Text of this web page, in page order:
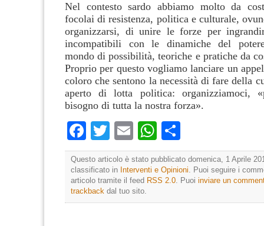
Nel contesto sardo abbiamo molto da
focolai di resistenza, politica e culturale,
organizzarsi, di unire le forze per
incompatibili con le dinamiche del
mondo di possibilità, teoriche e pratiche da
Proprio per questo vogliamo lanciare un
coloro che sentono la necessità di fare della
aperto di lotta politica: organizziamoci,
bisogno di tutta la nostra forza».
Facebook
TwitterEmailWhatsApp
Questo articolo è stato pubblicato domenica, 1 Aprile
classificato in Interventi e Opinioni. Puoi seguire i
articolo tramite il feed RSS 2.0. Puoi inviare un
trackback dal tuo sito.